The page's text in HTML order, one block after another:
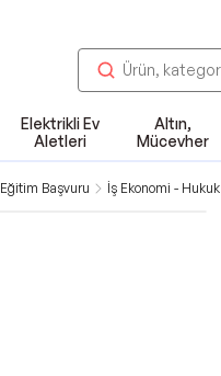
Elektrikli Ev
Aletleri
Altın,
Mücevher
Eğitim Başvuru İş Ekonomi - Hukuk